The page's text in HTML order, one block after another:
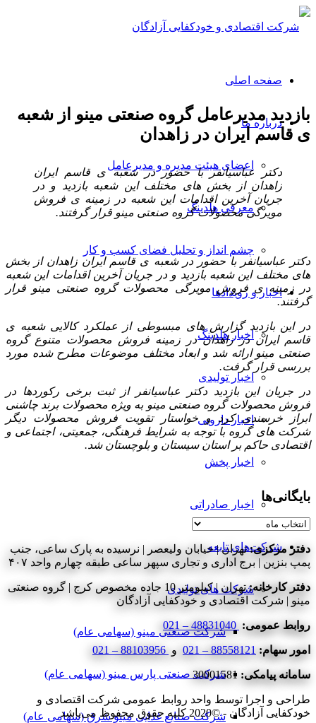
صفحه اصلی
درباره ما
اعضای هیئت مدیره و مدیرعامل
معرفی هلدینگ
چشم انداز و تحلیل فضای کسب و کار
اخبار و رویدادها
اخبار هلدینگ
اخبار تولیدی
اخبار دارویی
اخبار پخش
اخبار صادراتی
شرکت‌های تابعه
شرکت های تولیدی
شرکت صنعتی مینو (سهامی عام)
شرکت صنعتی پارس مینو (سهامی عام)
شرکت صنایع غذایی مینو شرق (سهامی عام)
بازدید مدیرعامل گروه صنعتی مینو از شعبه
ی قاسم ایران در زاهدان
دکتر عباسیانفر با حضور در شعبه ی قاسم ایران
زاهدان از بخش های مختلف این شعبه بازدید و در
جریان آخرین اقدامات این شعبه در زمینه ی فروش
مویرگی محصولات گروه صنعتی مینو قرار گرفتند.
دکتر عباسیانفر با حضور در شعبه ی قاسم ایران زاهدان از بخش
های مختلف این شعبه بازدید و در جریان آخرین اقدامات این شعبه
در زمینه ی فروش مویرگی محصولات گروه صنعتی مینو قرار
گرفتند.
در این بازدید گزارش های مبسوطی از عملکرد کالایی شعبه ی
قاسم ایران در زاهدان در زمینه فروش محصولات متنوع گروه
صنعتی مینو ارائه شد و ابعاد مختلف موضوعات مطرح شده مورد
بررسی قرار گرفت.
در جریان این بازدید دکتر عباسیانفر از ثبت برخی رکوردها در
فروش محصولات گروه صنعتی مینو به ویژه محصولات برند چاشنی
ابراز خرسندی کرد و خواستار تقویت فروش محصولات دیگر
شرکت های گروه با توجه به شرایط فرهنگی، جمعیتی، اجتماعی و
اقتصادی حاکم بر استان سیستان و بلوچستان شد.
بایگانی‌ها
بایگانی‌ها
دفتر مرکزی:تهران | خیابان ولیعصر | نرسیده به پارک ساعی، جنب
پمپ بنزین | برج اداری و تجاری سپهر ساعی طبقه چهارم واحد ۴۰۷
دفتر کارخانه:
تهران | کیلومتر 10 جاده مخصوص کرج | گروه صنعتی
مینو | شرکت اقتصادی و خودکفایی آزادگان
روابط عمومی:
امور سهام: 88558121 – 021 و
سامانه پیامکی:
طراحی و اجرا توسط واحد روابط عمومی شرکت اقتصادی و
خودکفایی آزادگان - ©2020 کلیه حقوق محفوظ می‌باشد